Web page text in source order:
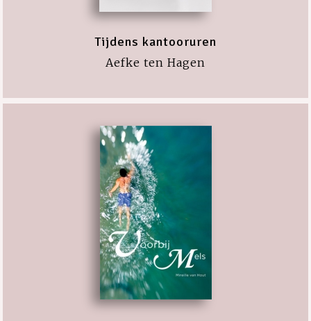
Tijdens kantooruren
Aefke ten Hagen